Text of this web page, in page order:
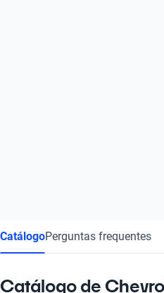
CatálogoPerguntas frequentes
Catálogo de